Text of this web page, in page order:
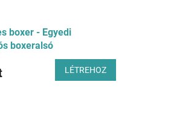
boxer - Egyedi
boxeralsó
LÉTREHOZ